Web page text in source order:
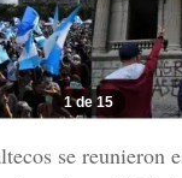
1 de 15
se reunieron